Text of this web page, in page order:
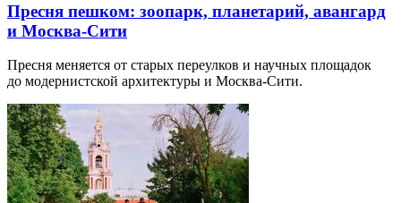
Пресня пешком: зоопарк, планетарий, авангард
и Москва-Сити
Пресня меняется от старых переулков и научных площадок
до модернистской архитектуры и Москва-Сити.